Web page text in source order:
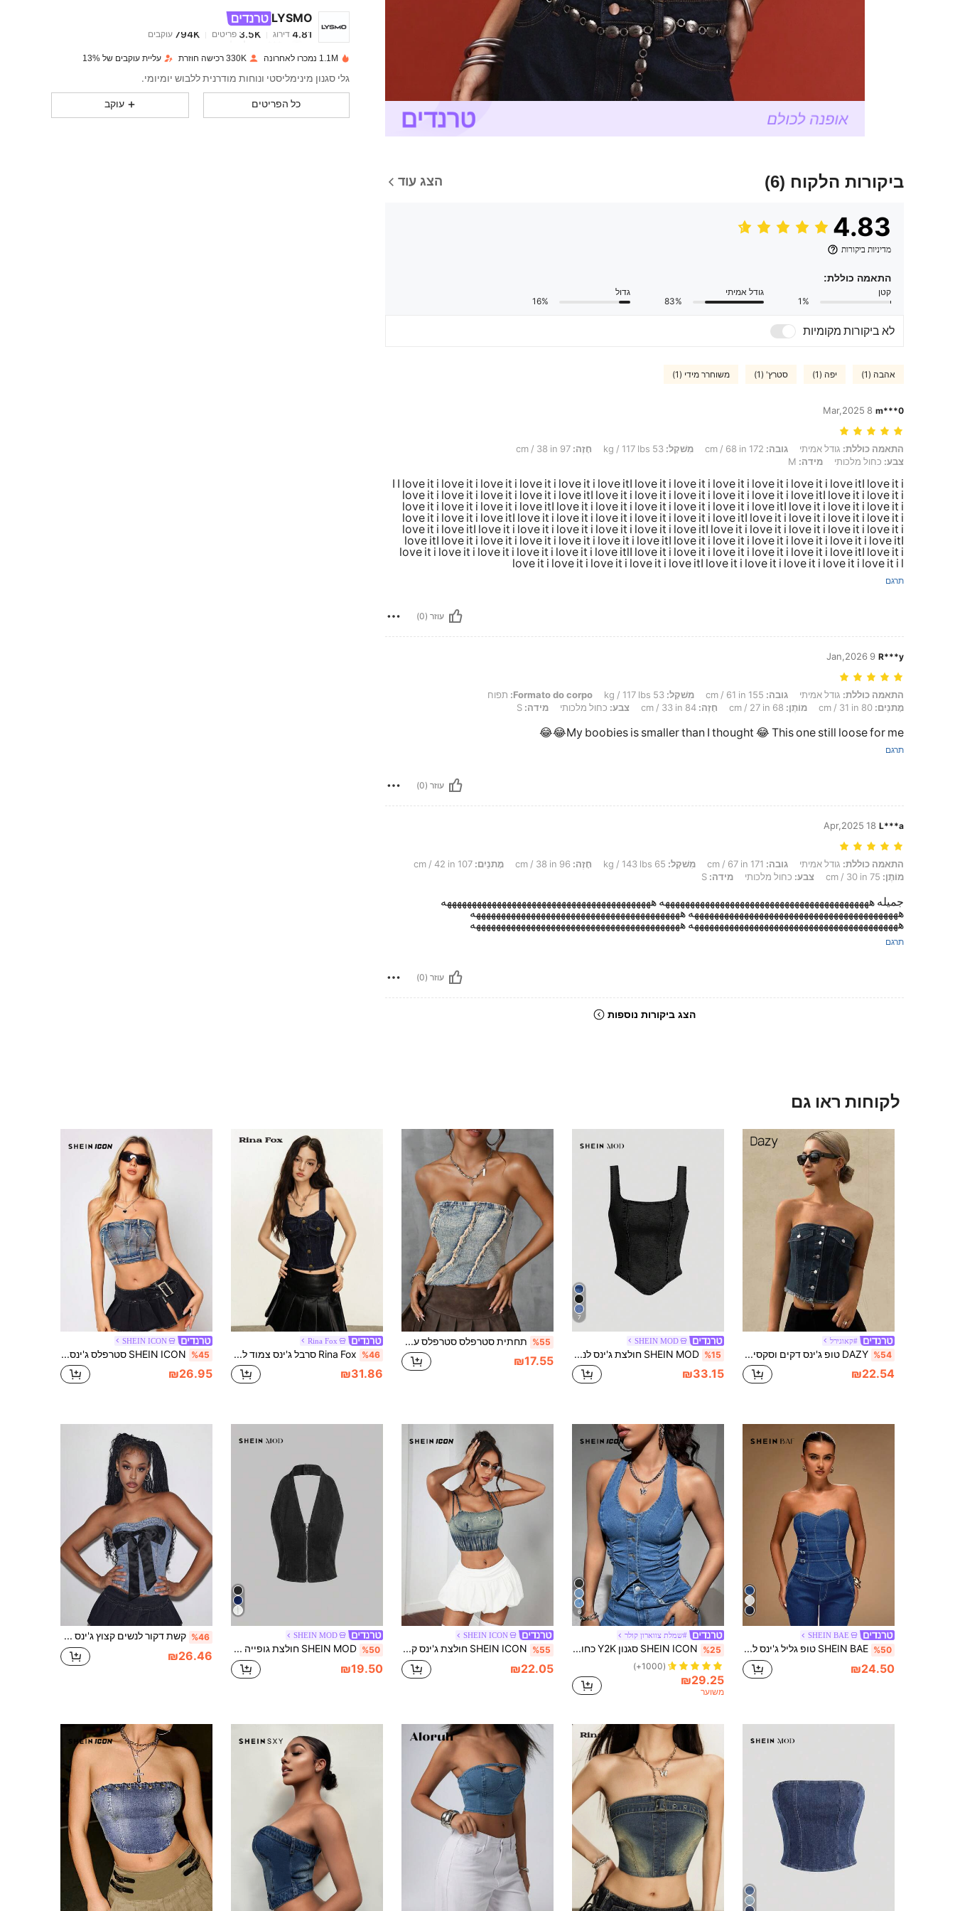
ביקורות הלקוח (6) הצג עוד
4.83
מדיניות ביקורות
התאמה כוללת:
קטן
1%
גודל אמיתי
83%
גדול
16%
לא ביקורות מקומיות
אהבה (1) יפה (1) סטרץ' (1) משוחרר מידי (1)
m***0
8 Mar,2025
התאמה כוללת: גודל אמיתי, גובה: 172 cm / 68 in, מִשׁקָל: 53 kg / 117 lbs, חָזֶה: 97 cm / 38 in, צבע: כחול מלכותי, מידה: M
התאמה כוללת: גודל אמיתי גובה: מִשׁקָל: חָזֶה:
צבע: כחול מלכותי מידה:
I I love it i love it i love it i love it i love it i love itI love it i love it i love it i love it i love it i love itI love it i
love it i love it i love it i love it i love itI love it i love it i love it i love it i love it i love itI love it i love it i
love it i love it i love it i love itI love it i love it i love it i love it i love it i love itI love it i love it i love it i
love it i love it i love itI love it i love it i love it i love it i love it i love itI love it i love it i love it i love it i
love it i love itI love it i love it i love it i love it i love it i love itI love it i love it i love it i love it i love it i
love itI love it i love it i love it i love it i love it i love itI love it i love it i love it i love it i love it i love itI
love it i love it i love it i love it i love it i love itlI love it i love it i love it i love it i love it i love itI love it i
love it i love it i love it i love it i love itI love it i love it i love it i love it i love it i l
תרגם
עוזר (0)
R***y
9 Jan,2026
התאמה כוללת: גודל אמיתי, גובה: 155 cm / 61 in, מִשׁקָל: 53 kg / 117 lbs, Formato do corpo: תפוח, מָתנַיִם: 80 cm / 31 in, מוֹתֶן: 68 cm / 27 in, חָזֶה: 84 cm / 33 in, צבע: כחול מלכותי, מידה: S
התאמה כוללת: גודל אמיתי גובה: מִשׁקָל: Formato do corpo: תפוח
מָתנַיִם:
מוֹתֶן: חָזֶה: צבע: כחול מלכותי מידה:
My boobies is smaller than I thought 😂 This one still loose for me😂😂
תרגם
עוזר (0)
L***a
18 Apr,2025
התאמה כוללת: גודל אמיתי, גובה: 171 cm / 67 in, מִשׁקָל: 65 kg / 143 lbs, חָזֶה: 96 cm / 38 in, מָתנַיִם: 107 cm / 42 in, מוֹתֶן: 75 cm / 30 in, צבע: כחול מלכותי, מידה: S
התאמה כוללת: גודל אמיתי גובה: מִשׁקָל: חָזֶה: מָתנַיִם:
מוֹתֶן:
צבע: כחול מלכותי מידה:
جميله ههههههههههههههههههههههههههههههههههههههههههه ههههههههههههههههههههههههههههههههههههههههههه
ههههههههههههههههههههههههههههههههههههههههههه ههههههههههههههههههههههههههههههههههههههههههه
ههههههههههههههههههههههههههههههههههههههههههه ههههههههههههههههههههههههههههههههههههههههههه
תרגם
עוזר (0)
הצג ביקורות נוספות
LYSMO
4.81
3.5Kפריטים
m***aשילםלפני יום אחד
1.1M נמכרו לאחרונה 330K רכישה חוזרת עליית עוקבים של 13%
גלי סגנון מינימליסטי ונוחות מודרנית ללבוש יומיומי.
כל הפריטים עוקב
לקוחות ראו גם
#קאוגירל
%54 DAZY טופ ג'ינס דקים וסקסיים לנשים עם גוזיות
₪22.54
7
SHEIN MOD
%15 SHEIN MOD חולצת ג'ינס לנשים בצבע אחיד עם צוואון מרובע, חיתוך אסימטרי למראה יומיומי, מתאימה לקיץ
₪33.15
%55 תחתית סטרפלס סטרפלס עם מכפלת אסימטרית ג'ינס פשוט לנשים
₪17.55
Rina Fox
%46 Rina Fox סרבל ג'ינס צמוד לנשים בסגנון רחוב עם כפתורים
₪31.86
SHEIN ICON
%45 SHEIN ICON סטרפלס ג'ינס קצר קז'ואל קיץ לנשים
₪26.95
SHEIN BAE
%50 SHEIN BAE טופ גליל ג'ינס לנשים בצבע אחיד, סגנון מינימליסטי ללבישה יומיומית
₪24.50
6
#שמלת צווארון קולר
%25 SHEIN ICON סגנון Y2K כחול Stretch Cropped ג'ינס גופייה ללא גב
(1000+)
₪29.25
משוער
SHEIN ICON
%55 SHEIN ICON חולצת ג'ינס קז'ואלית צמודה לנשים עם רצועות ספגטי ודוגמת פפיון
₪22.05
SHEIN MOD
%50 SHEIN MOD חולצת גופייה דנים נשית ללא שרוולים עם רוכסן, צבע אחיד, אופנת קיץ
₪19.50
%46 קשת דקור לנשים קצוץ ג'ינס טופ קמי
₪26.46